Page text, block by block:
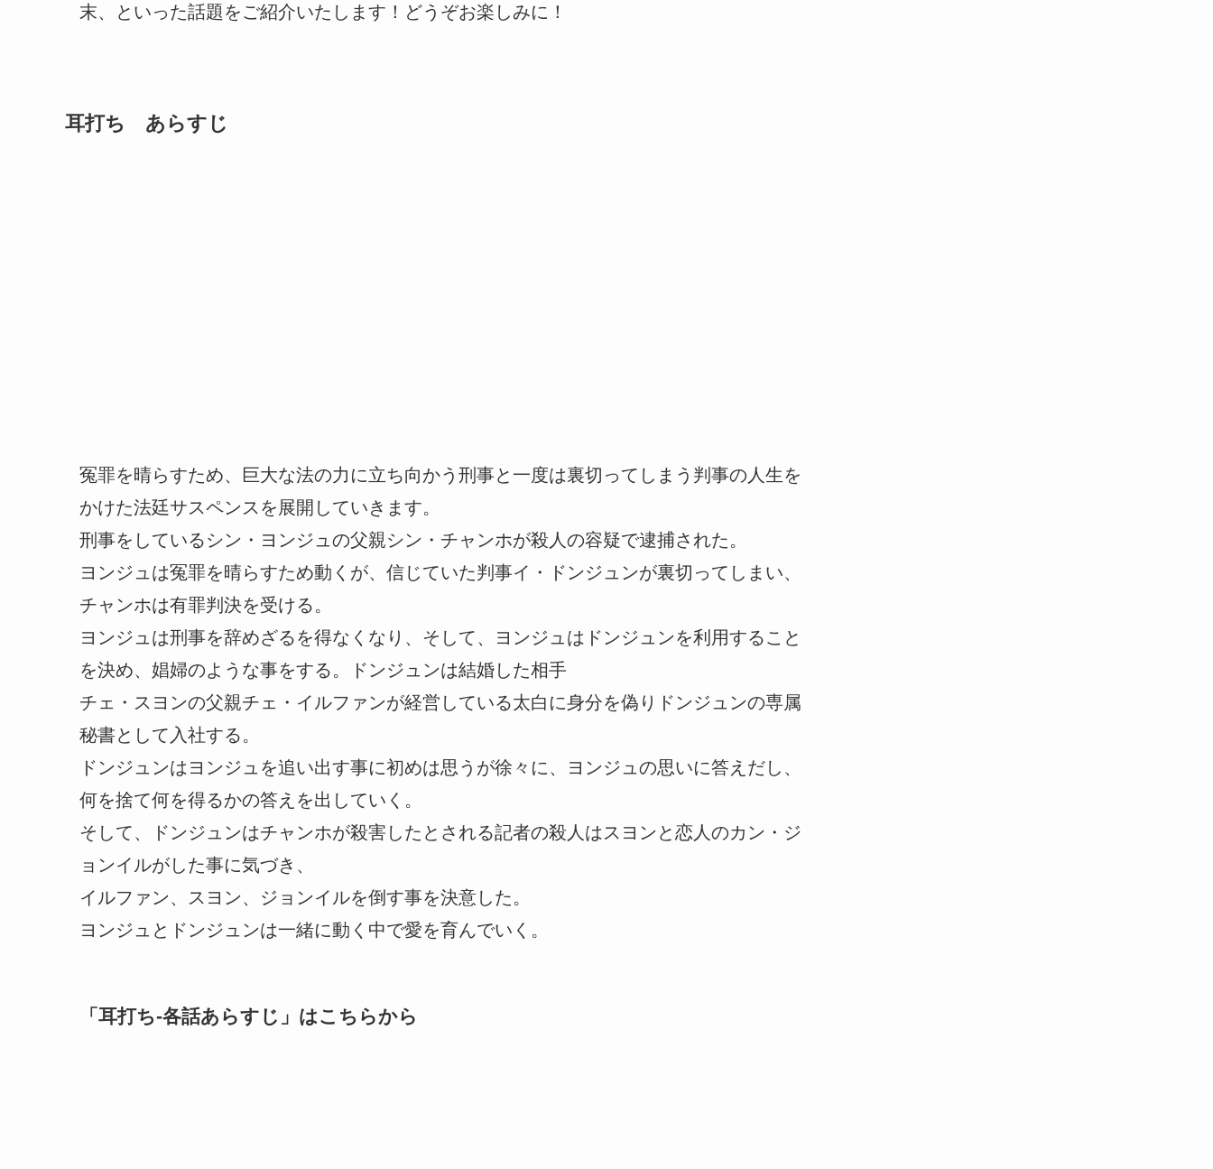
末、といった話題をご紹介いたします！どうぞお楽しみに！
耳打ち あらすじ
冤罪を晴らすため、巨大な法の力に立ち向かう刑事と一度は裏切ってしまう判事の人生を
かけた法廷サスペンスを展開していきます。
刑事をしているシン・ヨンジュの父親シン・チャンホが殺人の容疑で逮捕された。
ヨンジュは冤罪を晴らすため動くが、信じていた判事イ・ドンジュンが裏切ってしまい、
チャンホは有罪判決を受ける。
ヨンジュは刑事を辞めざるを得なくなり、そして、ヨンジュはドンジュンを利用すること
を決め、娼婦のような事をする。ドンジュンは結婚した相手
チェ・スヨンの父親チェ・イルファンが経営している太白に身分を偽りドンジュンの専属
秘書として入社する。
ドンジュンはヨンジュを追い出す事に初めは思うが徐々に、ヨンジュの思いに答えだし、
何を捨て何を得るかの答えを出していく。
そして、ドンジュンはチャンホが殺害したとされる記者の殺人はスヨンと恋人のカン・ジ
ョンイルがした事に気づき、
イルファン、スヨン、ジョンイルを倒す事を決意した。
ヨンジュとドンジュンは一緒に動く中で愛を育んでいく。
「 耳打ち-各話あらすじ 」はこちらから